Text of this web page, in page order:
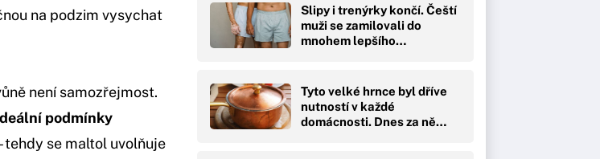
na podzim vysychat
není samozřejmost.
podmínky
tehdy se maltol uvolňuje
Slipy i trenýrky končí. Čeští
muži se zamilovali do
mnohem lepšího…
Tyto velké hrnce byl dříve
nutností v každé
domácnosti. Dnes za ně…